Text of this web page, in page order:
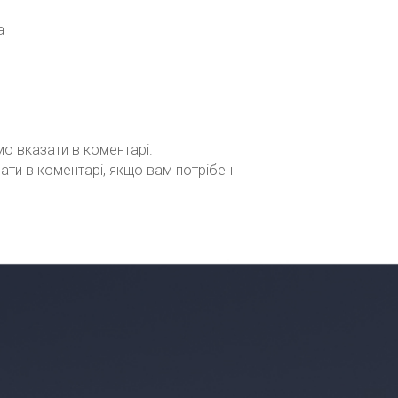
вказати в коментарі.
в коментарі, якщо вам потрібен